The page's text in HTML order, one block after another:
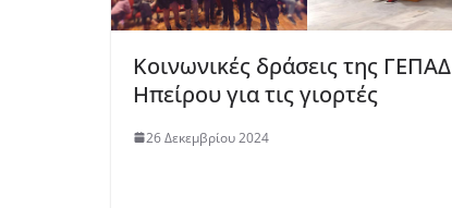
Κοινωνικές δράσεις της ΓΕΠΑΔ
Ηπείρου για τις γιορτές
26 Δεκεμβρίου 2024